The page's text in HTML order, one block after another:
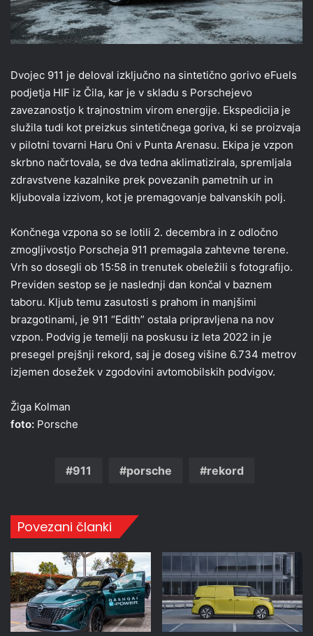
Dvojec 911 je deloval izključno na sintetično gorivo eFuels
podjetja HIF iz Čila, kar je v skladu s Porschejevo
zavezanostjo k trajnostnim virom energije. Ekspedicija je
služila tudi kot preizkus sintetičnega goriva, ki se proizvaja
v pilotni tovarni Haru Oni v Punta Arenasu. Ekipa je vzpon
skrbno načrtovala, se dva tedna aklimatizirala, spremljala
zdravstvene kazalnike prek povezanih pametnih ur in
kljubovala izzivom, kot je premagovanje balvanskih polj.
Končnega vzpona so se lotili 2. decembra in z odločno
zmogljivostjo Porscheja 911 premagala zahtevne terene.
Vrh so dosegli ob 15:58 in trenutek obeležili s fotografijo.
Previden sestop se je naslednji dan končal v baznem
taboru. Kljub temu zasutosti s prahom in manjšimi
brazgotinami, je 911 “Edith” ostala pripravljena na nov
vzpon. Podvig je temelji na poskusu iz leta 2022 in je
presegel prejšnji rekord, saj je doseg višine 6.734 metrov
izjemen dosežek v zgodovini avtomobilskih podvigov.
Žiga Kolman
foto: Porsche
911 porsche rekord
Povezani članki